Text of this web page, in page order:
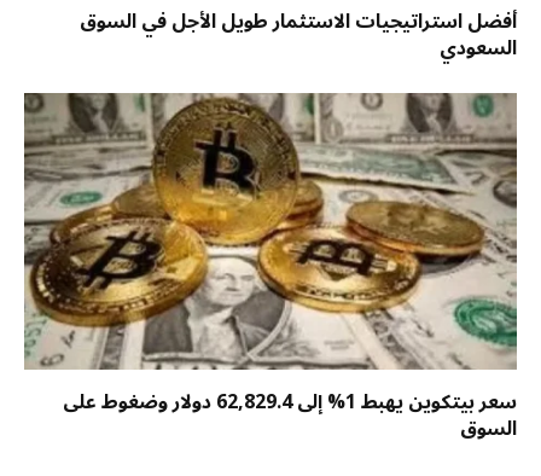
أفضل استراتيجيات الاستثمار طويل الأجل في السوق
السعودي
سعر بيتكوين يهبط 1% إلى 62,829.4 دولار وضغوط على
السوق